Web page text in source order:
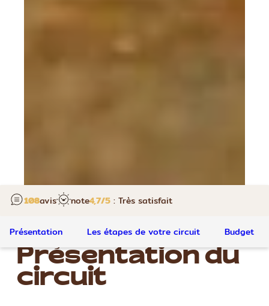
Présentation Les étapes de votre circuit Budget
108avis note4,7/5 : Très satisfait
Présentation du
circuit